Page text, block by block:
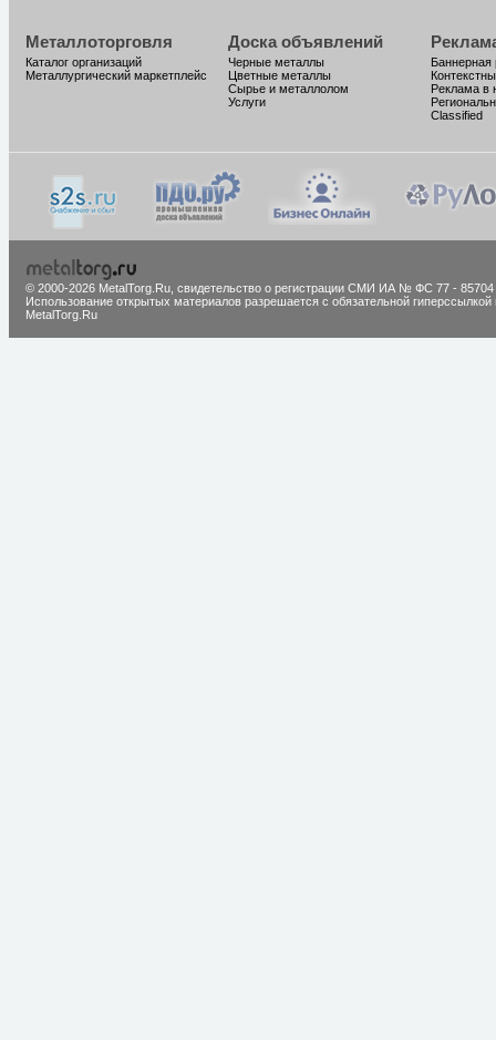
Металлоторговля
Каталог организаций
Металлургический маркетплейс
Доска объявлений
Черные металлы
Цветные металлы
Сырье и металлолом
Услуги
Баннерная
Реклама в
Classified
© 2000-2026 MetalTorg.Ru, cвидетельство о регистрации СМИ ИА № ФС 77 - 85704
Использование открытых материалов разрешается с обязательной гиперссылкой
MetalTorg.Ru